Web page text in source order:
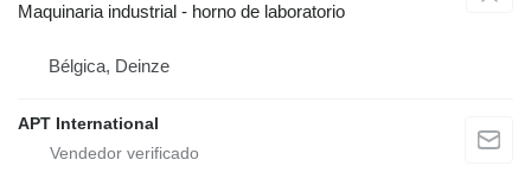
Maquinaria industrial - horno de laboratorio
Bélgica, Deinze
APT International